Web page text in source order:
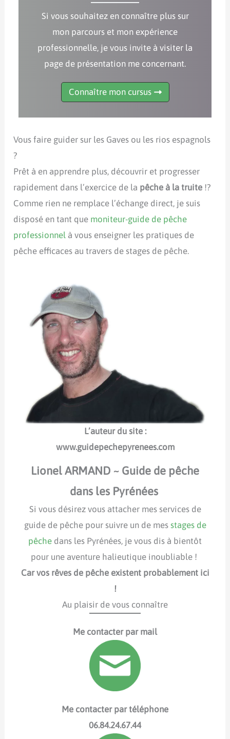
Si vous souhaitez en connaître plus sur
mon parcours et mon expérience
professionnelle, je vous invite à visiter la
page de présentation me concernant.
Connaître mon cursus
Vous faire guider sur les Gaves ou les rios espagnols
?
Prêt à en apprendre plus, découvrir et progresser
rapidement dans l’exercice de la pêche à la truite !?
Comme rien ne remplace l’échange direct, je suis
disposé en tant que moniteur-guide de pêche
professionnel à vous enseigner les pratiques de
pêche efficaces au travers de stages de pêche.
L’auteur du site :
www.guidepechepyrenees.com
Lionel ARMAND ~ Guide de pêche
dans les Pyrénées
Si vous désirez vous attacher mes services de
guide de pêche pour suivre un de mes stages de
pêche dans les Pyrénées, je vous dis à bientôt
pour une aventure halieutique inoubliable !
Car vos rêves de pêche existent probablement ici
!
Au plaisir de vous connaître
Me contacter par mail
Me contacter par téléphone
06.84.24.67.44